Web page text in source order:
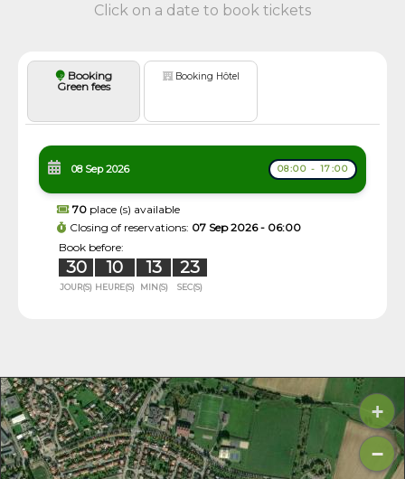
Click on a date to book tickets
Booking
Green fees
Booking Hôtel
08 Sep 2026 08:00 - 17:00
70 place (s) available
Closing of reservations: 07 Sep 2026 - 06:00
Book before:
30 10 13 23
JOUR(S) HEURE(S) MIN(S) SEC(S)
+
−